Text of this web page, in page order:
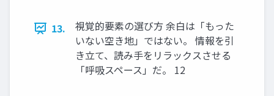
13.
視覚的要素の選び方 余白は「もった
いない空き地」ではない。 情報を引
き立て、読み手をリラックスさせる
「呼吸スペース」だ。 12